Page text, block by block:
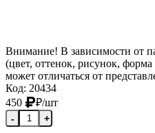
Внимание! В зависимости от
(цвет, оттенок, рисунок,
может отличаться от
Код: 20434
450
₽/шт
- +